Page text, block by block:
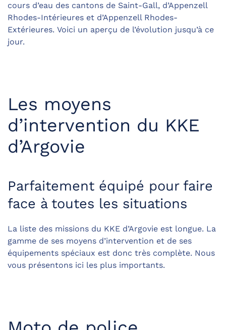
cours d’eau des cantons de Saint-Gall, d’Appenzell
Rhodes-Intérieures et d’Appenzell Rhodes-
Extérieures. Voici un aperçu de l’évolution jusqu’à ce
jour.
Les moyens
d’intervention du KKE
d’Argovie
Parfaitement équipé pour faire
face à toutes les situations
La liste des missions du KKE d’Argovie est longue. La
gamme de ses moyens d’intervention et de ses
équipements spéciaux est donc très complète. Nous
vous présentons ici les plus importants.